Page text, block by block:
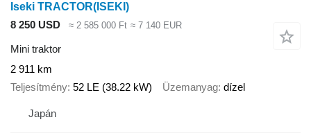
Iseki TRACTOR(ISEKI)
8 250 USD
≈ 2 585 000 Ft ≈ 7 140 EUR
Mini traktor
2 911 km
Teljesítmény 52 LE (38.22 kW) Üzemanyag dízel
Japán